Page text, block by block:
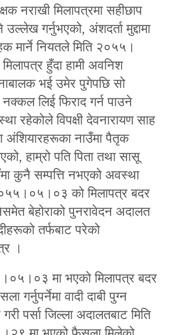
नराखी मिलापत्रमा सहीछाप
उल्लेख गर्नुभएको, अंशदर्ता मुद्दामा
मार्ने नियतले मिति २०५५।
हुँदा हामी अवनिश
भई उमेर पुगेपछि सो
नक्‍कल लिई फिराद गर्न पाउने
रहेकोले विपक्षी देवनारायण साह
अंशियारहरूका नाउँमा पैतृक
हाम्रो पति पिता तथा सासू
कुनै सम्पत्ति नभएको अवस्था
को मिलापत्र बदर
बेहोराको पुनरावेदन अदालत
तर्फबाट परेको
।
मा भएको मिलापत्र बदर
गर्नुपर्नेमा वादी दाबी पुग्न
पर्सा जिल्ला अदालतबाट मिति